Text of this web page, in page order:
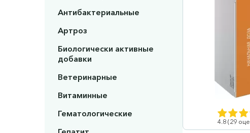
Антибактериальные
Артроз
Биологически активные
добавки
Ветеринарные
Витаминные
Гематологические
4.8 (29